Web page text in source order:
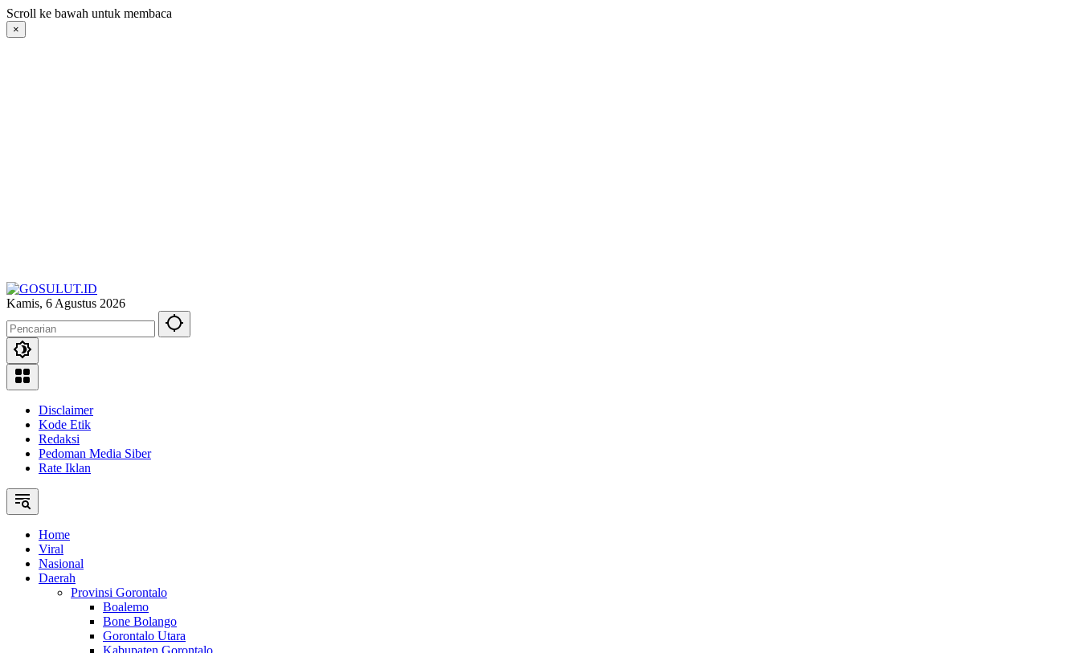
Langsung
ke
konten
Scroll ke bawah untuk membaca
×
Kamis, 6 Agustus 2026
Disclaimer
Kode Etik
Redaksi
Pedoman Media Siber
Rate Iklan
Home
Viral
Nasional
Daerah
Provinsi Gorontalo
Boalemo
Bone Bolango
Gorontalo Utara
Kabupaten Gorontalo